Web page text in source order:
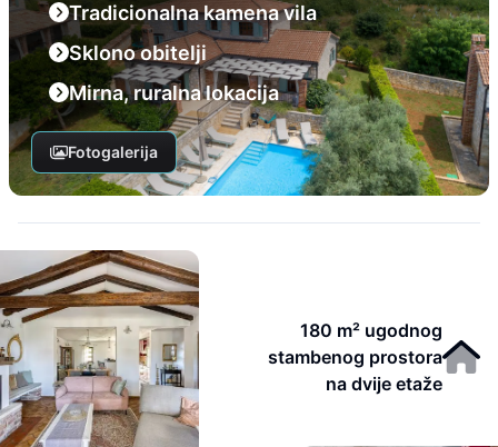
Tradicionalna kamena vila
Sklono obitelji
Mirna, ruralna lokacija
Fotogalerija
180 m² ugodnog
stambenog prostora
na dvije etaže